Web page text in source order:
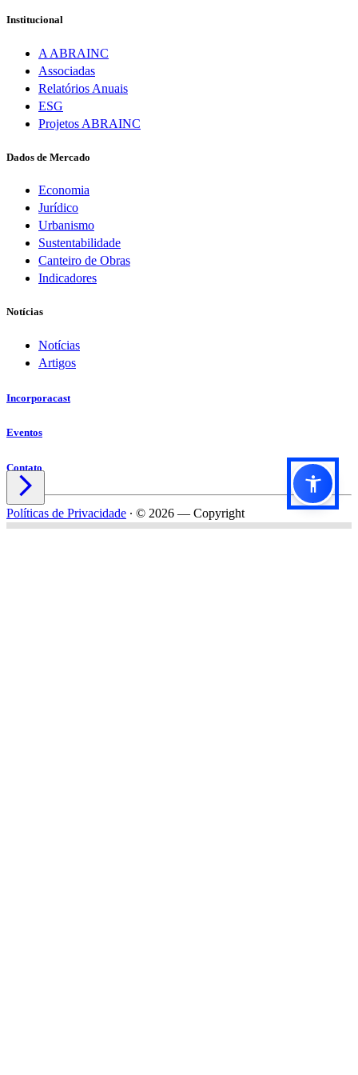
Institucional
A ABRAINC
Associadas
Relatórios Anuais
ESG
Projetos ABRAINC
Dados de Mercado
Economia
Jurídico
Urbanismo
Sustentabilidade
Canteiro de Obras
Indicadores
Notícias
Notícias
Artigos
Incorporacast
Eventos
Contato

Políticas de Privacidade ∙ © 2026 — Copyright